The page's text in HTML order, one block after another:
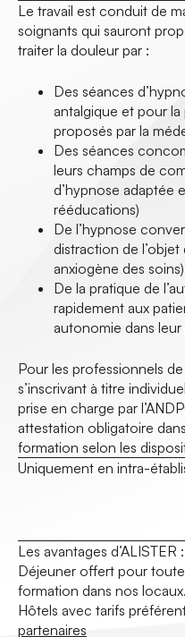
Le travail est conduit de
soignants qui sauront
traiter la douleur par :
Des séances
antalgique et pour
proposés par la
Des séances
leurs champs de
d’hypnose adaptée
rééducations)
De l’hypnose
distraction de
anxiogène des soins)
De la pratique de
rapidement aux
autonomie dans
Pour les professionnels
s’inscrivant à titre
prise en charge par
attestation obligatoire
formation selon les
Uniquement en intra-
Les avantages d’ALISTER :
Déjeuner offert pour
formation dans nos locaux.
Hôtels avec tarifs
partenaires